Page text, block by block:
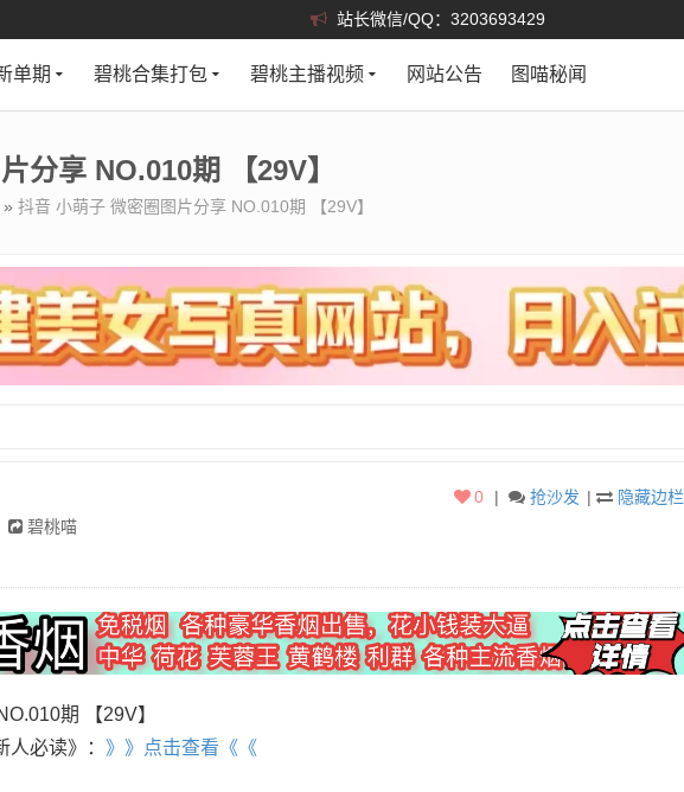
站长微信/QQ：3203693429
单期 碧桃合集打包 碧桃主播视频 网站公告 图喵秘闻
分享 NO.010期 【29V】
» 抖音 小萌子 微密圈图片分享 NO.010期 【29V】
碧桃喵
| 隐藏边栏
| 抢沙发
0
期 【29V】
必读》： 》》点击查看《《